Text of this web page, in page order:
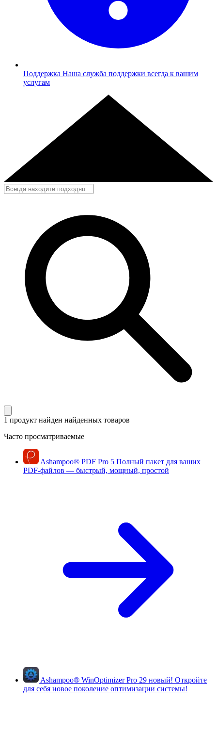
Поддержка Наша служба поддержки всегда к вашим
услугам
1 продукт найден найденных товаров
Часто просматриваемые
Ashampoo® PDF Pro 5 Полный пакет для ваших
PDF-файлов — быстрый, мощный, простой
Ashampoo® WinOptimizer Pro 29 новый! Откройте
для себя новое поколение оптимизации системы!